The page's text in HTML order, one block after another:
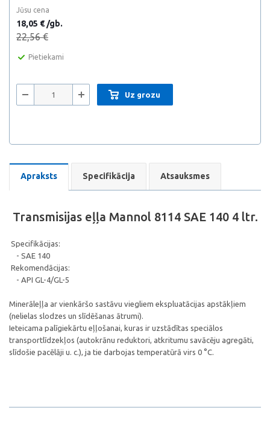
Jūsu cena
18,05 € /gb.
22,56 €
Pietiekami
Uz grozu
Apraksts Specifikācija Atsauksmes
Transmisijas eļļa Mannol 8114 SAE 140 4 ltr.
Specifikācijas:
- SAE 140
Rekomendācijas:
- API GL-4/GL-5
Minerāleļļa ar vienkāršo sastāvu viegliem ekspluatācijas apstākļiem
(nelielas slodzes un slīdēšanas ātrumi).
Ieteicama palīgiekārtu eļļošanai, kuras ir uzstādītas speciālos
transportlīdzekļos (autokrānu reduktori, atkritumu savācēju agregāti,
slīdošie pacēlāji u. c.), ja tie darbojas temperatūrā virs 0 °C.